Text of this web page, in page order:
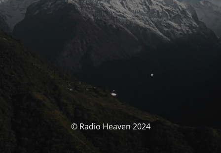
© Radio Heaven 2024